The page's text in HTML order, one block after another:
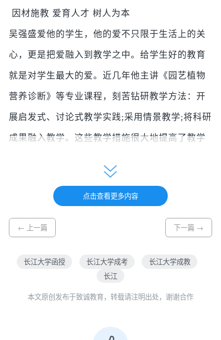
因材施教 爱育人才 树人为本
吴强盛爱他的学生，他的爱不只限于生活上的关
心，更是把爱融入到教学之中。给学生好的教育
就是对学生最大的爱。近几年他主讲《园艺植物
营养诊断》等专业课程，刻苦钻研教学方法：开
展启发式、讨论式教学实践;采用情景教学;将科研
成果融入教学。这些教学措施很大地提高了教学
年4次获得“长江大学教学质量优秀奖”。《园艺植
物营养诊断》获长江大学研究性教学示范课程和
创新创业课程。
的3项湖北省教育厅高校教学研究项目中，构建
得湖北省高等学校教学成果奖二等奖（排名第1）
点击查看更多内容
← 上一篇 下一篇 →
长江大学函授 长江大学成考
长江大学成教
长江
本文原创发布于致诚教育，转载请注明出处，谢谢合作